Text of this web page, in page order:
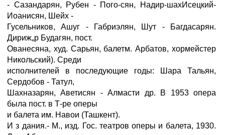
- Сазандарян, Рубен - Пого-сян, Надир-шахИсецкий-
Иоанисян, Шейх -
Гусельников, Ашуг - Габриэлян, Шут - Багдасарян.
Дириж„р Будагян, пост.
Ованесяна, худ. Сарьян, балетм. Арбатов, хормейстер
Никольский). Среди
исполнителей в последующие годы: Шара Тальян,
Сердобов - Татул,
Шахназарян, Аветисян - Алмасти др. В 1953 опера
была пост. в Т-ре оперы
и балета им. Навои (Ташкент).
И з дания.- М., изд. Гос. театров оперы и балета, 1930.